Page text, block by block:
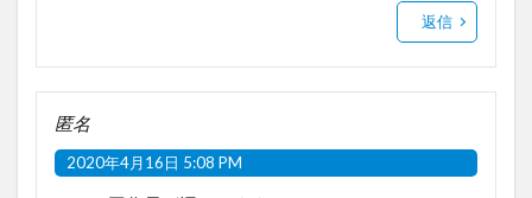
返信
匿名
2020年4月16日 5:08 PM